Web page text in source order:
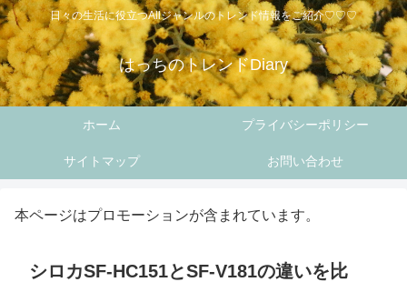
日々の生活に役立つAllジャンルのトレンド情報をご紹介♡♡♡
はっちのトレンドDiary
ホーム プライバシーポリシー
サイトマップ お問い合わせ
本ページはプロモーションが含まれています。
シロカSF-HC151とSF-V181の違いを比